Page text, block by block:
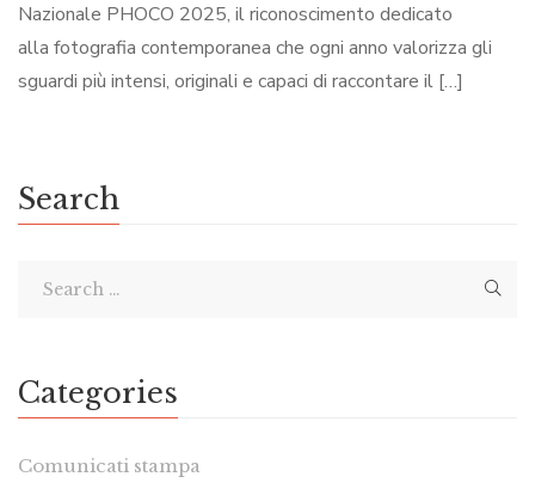
Nazionale PHOCO 2025, il riconoscimento dedicato
alla fotografia contemporanea che ogni anno valorizza gli
sguardi più intensi, originali e capaci di raccontare il […]
Search
Categories
Comunicati stampa